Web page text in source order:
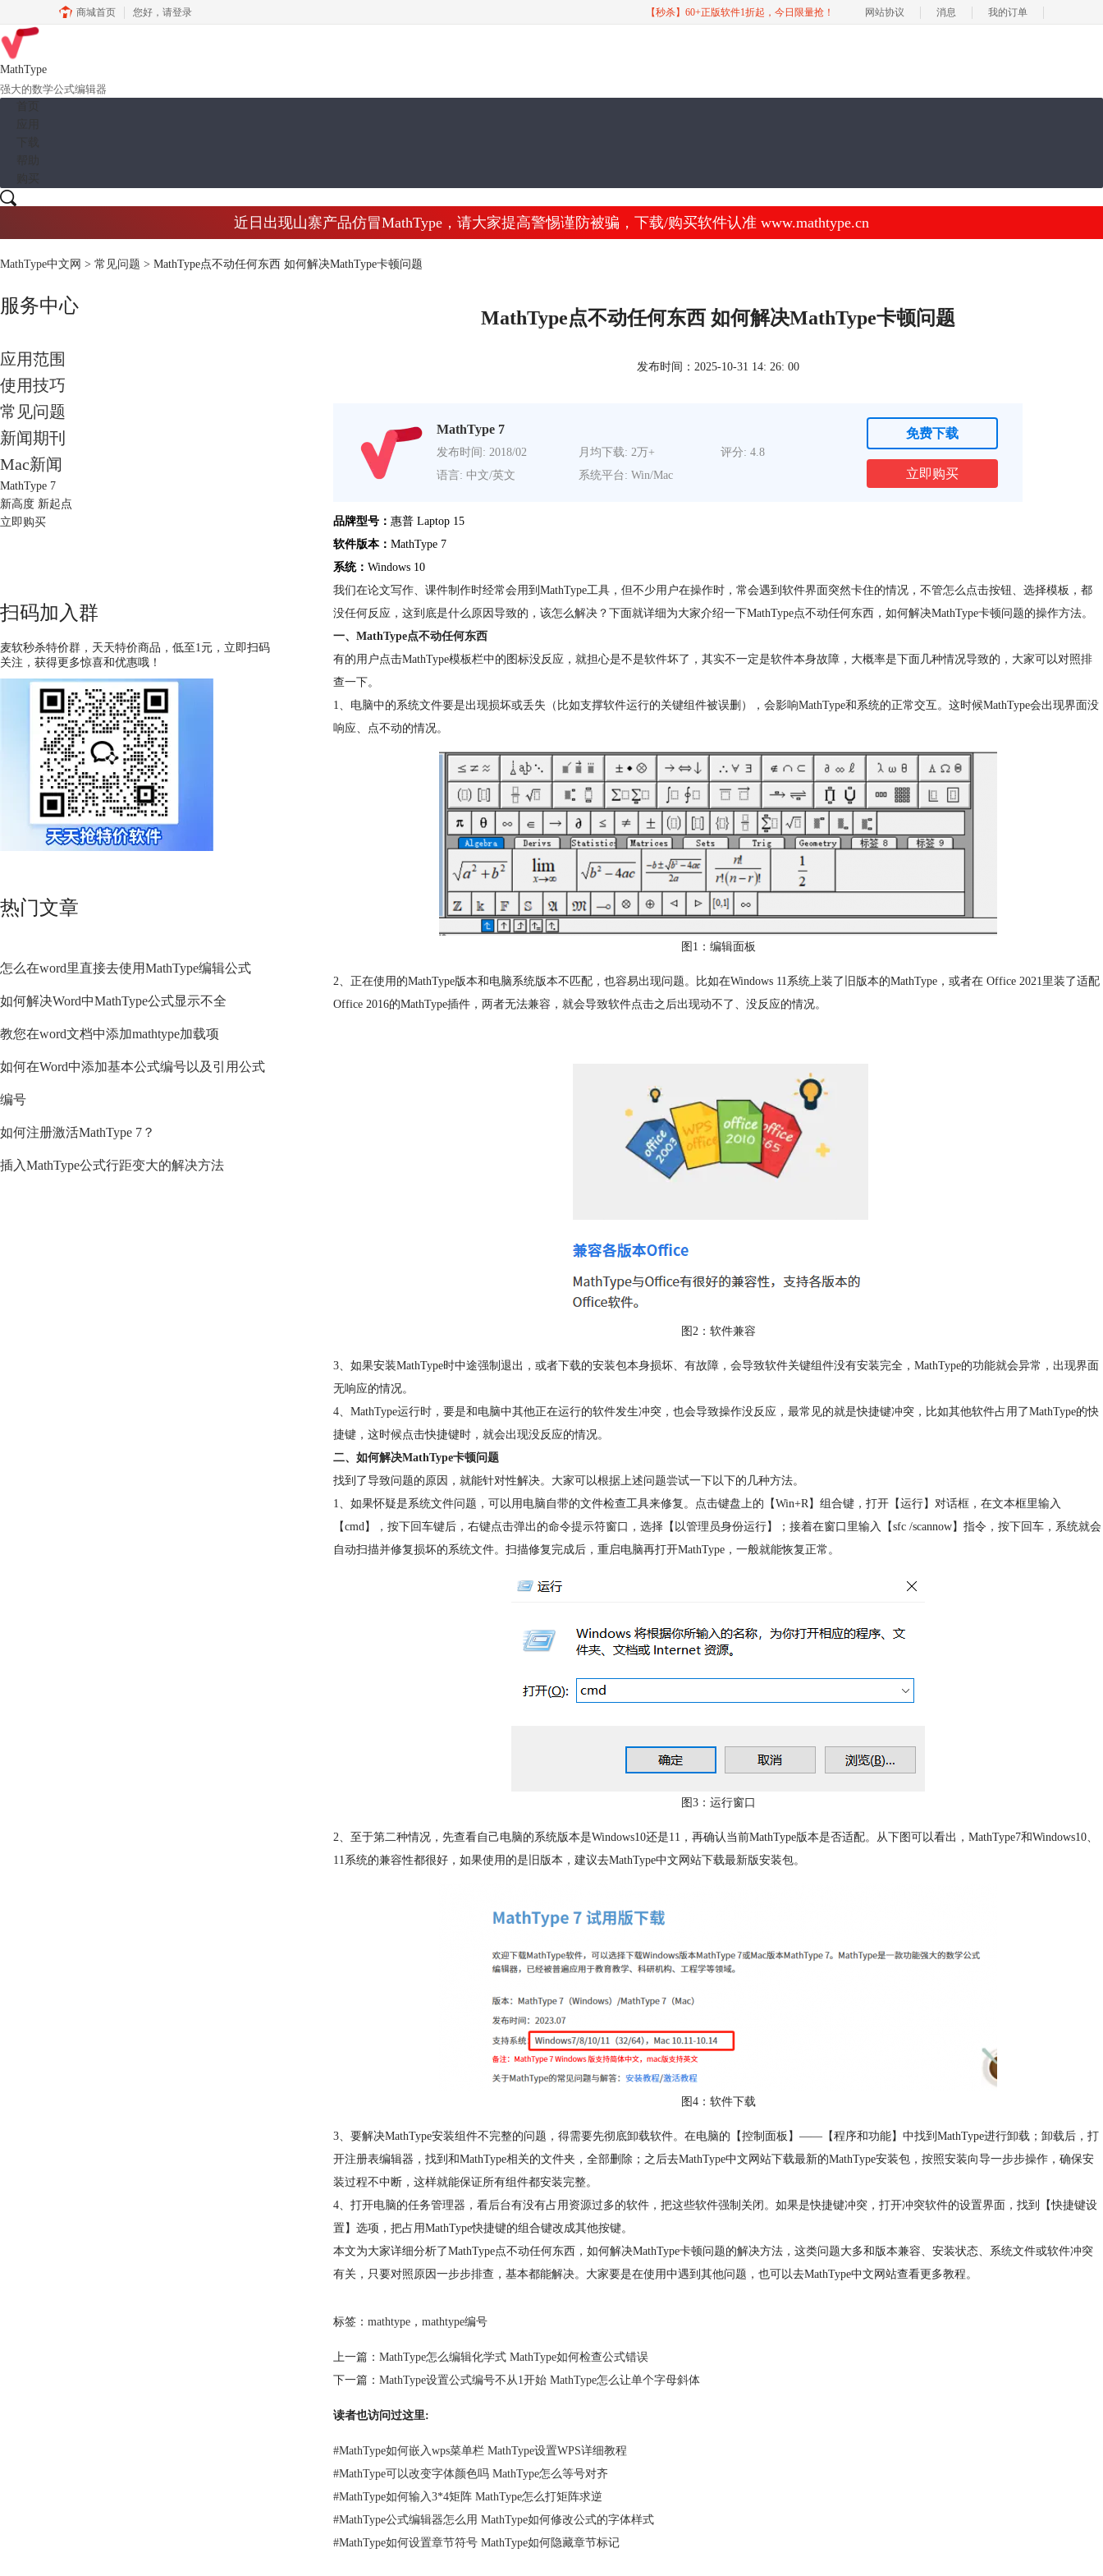
商城首页 您好， 请登录 【秒杀】60+正版软件1折起，今日限量抢！ 网站协议 消息 我的订单
MathType
强大的数学公式编辑器
近日出现山寨产品仿冒MathType，请大家提高警惕谨防被骗，下载/购买软件认准 www.mathtype.cn
MathType中文网 > 常见问题 > MathType点不动任何东西 如何解决MathType卡顿问题
服务中心
应用范围
使用技巧
常见问题
新闻期刊
Mac新闻
MathType 7
新高度 新起点
立即购买
扫码加入群
麦软秒杀特价群，天天特价商品，低至1元，立即扫码
关注，获得更多惊喜和优惠哦！
热门文章
怎么在word里直接去使用MathType编辑公式
如何解决Word中MathType公式显示不全
教您在word文档中添加mathtype加载项
如何在Word中添加基本公式编号以及引用公式
编号
如何注册激活MathType 7？
插入MathType公式行距变大的解决方法
MathType点不动任何东西 如何解决MathType卡顿问题
发布时间：2025-10-31 14: 26: 00
MathType 7
发布时间: 2018/02 月均下载: 2万+
评分: 4.8
语言: 中文/英文
系统平台: Win/Mac
免费下载
立即购买
品牌型号： 惠普 Laptop 15
软件版本： MathType 7
系统： Windows 10
我们在论文写作、课件制作时经常会用到MathType工具，但不少用户在操作时，常会遇到软件界面突然卡住的情况，不管怎么点击按钮、选择模板，都
没任何反应，这到底是什么原因导致的，该怎么解决？下面就详细为大家介绍一下MathType点不动任何东西，如何解决MathType卡顿问题的操作方法。
一、MathType点不动任何东西
有的用户点击MathType模板栏中的图标没反应，就担心是不是软件坏了，其实不一定是软件本身故障，大概率是下面几种情况导致的，大家可以对照排
查一下。
1、电脑中的系统文件要是出现损坏或丢失（比如支撑软件运行的关键组件被误删），会影响MathType和系统的正常交互。这时候MathType会出现界面没
响应、点不动的情况。
图1：编辑面板
2、正在使用的MathType版本和电脑系统版本不匹配，也容易出现问题。比如在Windows 11系统上装了旧版本的MathType，或者在 Office 2021里装了适配
Office 2016的MathType插件，两者无法兼容，就会导致软件点击之后出现动不了、没反应的情况。
图2：软件兼容
3、如果安装MathType时中途强制退出，或者下载的安装包本身损坏、有故障，会导致软件关键组件没有安装完全，MathType的功能就会异常，出现界面
无响应的情况。
4、MathType运行时，要是和电脑中其他正在运行的软件发生冲突，也会导致操作没反应，最常见的就是快捷键冲突，比如其他软件占用了MathType的快
捷键，这时候点击快捷键时，就会出现没反应的情况。
二、如何解决MathType卡顿问题
找到了导致问题的原因，就能针对性解决。大家可以根据上述问题尝试一下以下的几种方法。
1、如果怀疑是系统文件问题，可以用电脑自带的文件检查工具来修复。点击键盘上的【Win+R】组合键，打开【运行】对话框，在文本框里输入
【cmd】，按下回车键后，右键点击弹出的命令提示符窗口，选择【以管理员身份运行】；接着在窗口里输入【sfc /scannow】指令，按下回车，系统就会
自动扫描并修复损坏的系统文件。扫描修复完成后，重启电脑再打开MathType，一般就能恢复正常。
图3：运行窗口
2、至于第二种情况，先查看自己电脑的系统版本是Windows10还是11，再确认当前MathType版本是否适配。从下图可以看出，MathType7和Windows10、
11系统的兼容性都很好，如果使用的是旧版本，建议去MathType中文网站下载最新版安装包。
图4：软件下载
3、要解决MathType安装组件不完整的问题，得需要先彻底卸载软件。在电脑的【控制面板】——【程序和功能】中找到MathType进行卸载；卸载后，打
开注册表编辑器，找到和MathType相关的文件夹，全部删除；之后去MathType中文网站下载最新的MathType安装包，按照安装向导一步步操作，确保安
装过程不中断，这样就能保证所有组件都安装完整。
4、打开电脑的任务管理器，看后台有没有占用资源过多的软件，把这些软件强制关闭。如果是快捷键冲突，打开冲突软件的设置界面，找到【快捷键设
置】选项，把占用MathType快捷键的组合键改成其他按键。
本文为大家详细分析了MathType点不动任何东西，如何解决MathType卡顿问题的解决方法，这类问题大多和版本兼容、安装状态、系统文件或软件冲突
有关，只要对照原因一步步排查，基本都能解决。大家要是在使用中遇到其他问题，也可以去MathType中文网站查看更多教程。
标签： mathtype ， mathtype编号
上一篇： MathType怎么编辑化学式 MathType如何检查公式错误
下一篇： MathType设置公式编号不从1开始 MathType怎么让单个字母斜体
读者也访问过这里:
#MathType如何嵌入wps菜单栏 MathType设置WPS详细教程
#MathType可以改变字体颜色吗 MathType怎么等号对齐
#MathType如何输入3*4矩阵 MathType怎么打矩阵求逆
#MathType公式编辑器怎么用 MathType如何修改公式的字体样式
#MathType如何设置章节符号 MathType如何隐藏章节标记